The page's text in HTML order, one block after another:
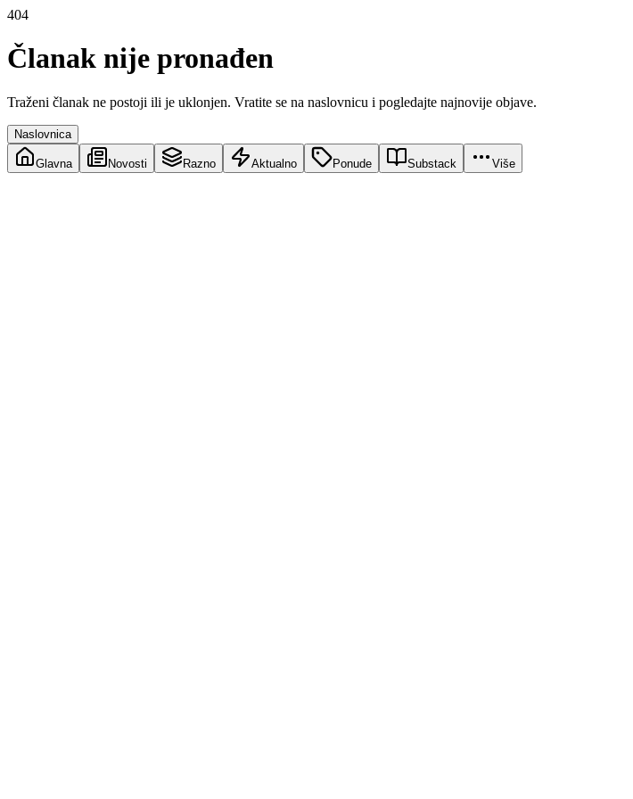
404
Članak nije pronađen
Traženi članak ne postoji ili je uklonjen. Vratite se na naslovnicu i pogledajte najnovije objave.
Naslovnica
Glavna Novosti Razno Aktualno Ponude Substack Više